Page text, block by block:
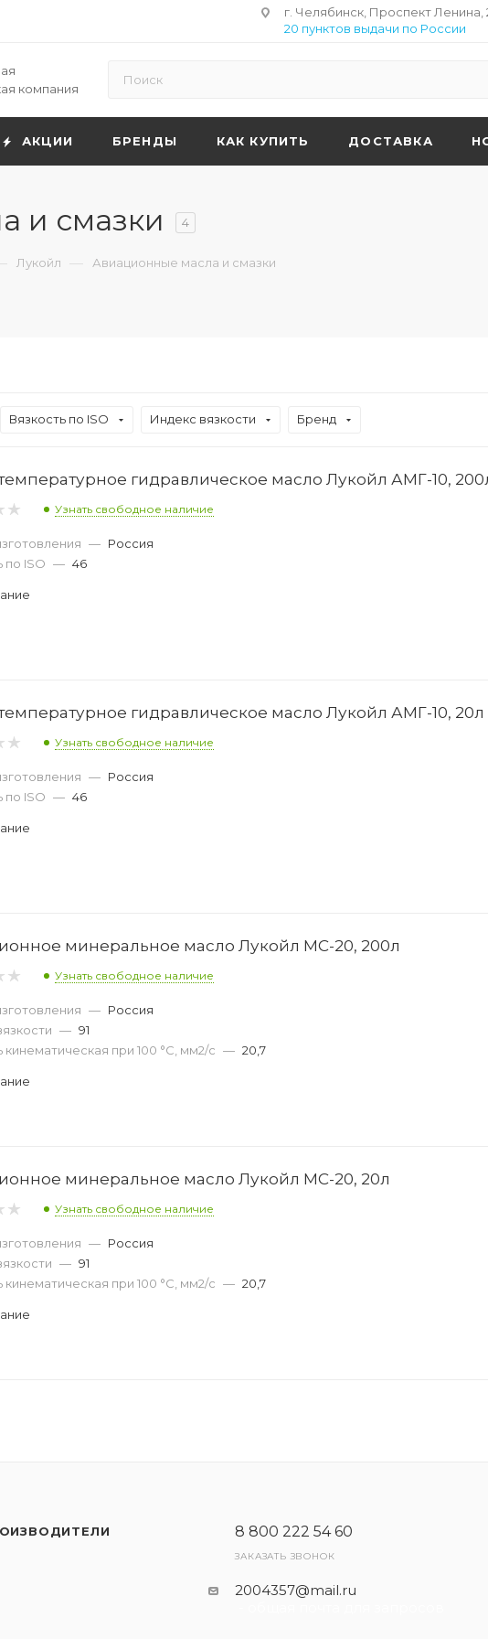
г. Челябинск, Проспект Ленина,
20 пунктов выдачи по России
компания
АКЦИИ БРЕНДЫ КАК КУПИТЬ ДОСТАВКА
и смазки 4
Лукойл — Авиационные масла и смазки
Вязкость по ISO Индекс вязкости Бренд
гидравлическое масло Лукойл АМГ-10,
Узнать свободное наличие
— Россия
по ISO — 46
гидравлическое масло Лукойл АМГ-10, 20л
Узнать свободное наличие
— Россия
по ISO — 46
минеральное масло Лукойл МС-20, 200л
Узнать свободное наличие
— Россия
— 91
кинематическая при 100 °С, мм2/с — 20,7
минеральное масло Лукойл МС-20, 20л
Узнать свободное наличие
— Россия
— 91
кинематическая при 100 °С, мм2/с — 20,7
8 800 222 54 60
ЗАКАЗАТЬ ЗВОНОК
2004357@mail.ru